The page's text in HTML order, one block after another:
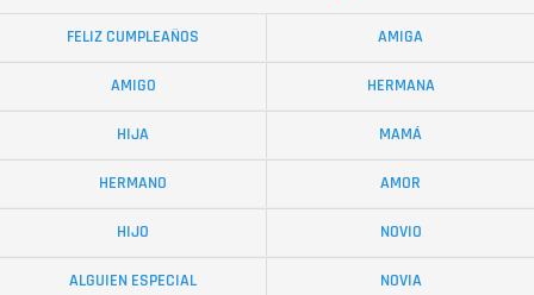
FELIZ CUMPLEAÑOS AMIGA
AMIGO HERMANA
HIJA MAMÁ
HERMANO AMOR
HIJO NOVIO
ALGUIEN ESPECIAL NOVIA